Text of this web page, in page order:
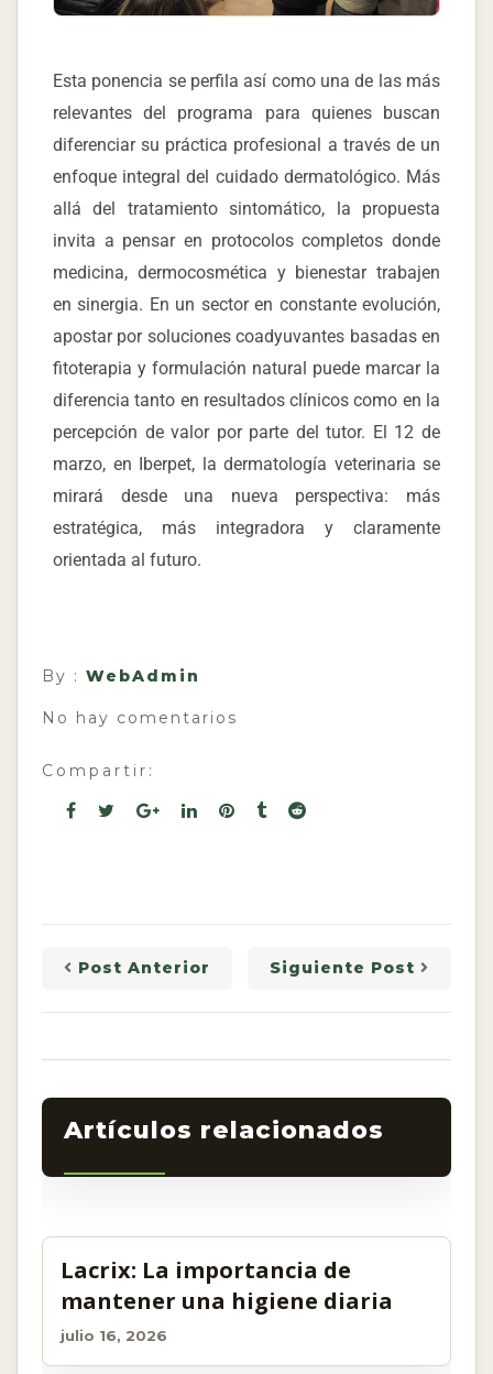
Esta ponencia se perfila así como una de las más
relevantes del programa para quienes buscan
diferenciar su práctica profesional a través de un
enfoque integral del cuidado dermatológico. Más
allá del tratamiento sintomático, la propuesta
invita a pensar en protocolos completos donde
medicina, dermocosmética y bienestar trabajen
en sinergia. En un sector en constante evolución,
apostar por soluciones coadyuvantes basadas en
fitoterapia y formulación natural puede marcar la
diferencia tanto en resultados clínicos como en la
percepción de valor por parte del tutor. El 12 de
marzo, en Iberpet, la dermatología veterinaria se
mirará desde una nueva perspectiva: más
estratégica, más integradora y claramente
orientada al futuro.
By : WebAdmin
No hay comentarios
Compartir:
Post Anterior Siguiente Post
Related Post
Lacrix: La importancia de
mantener una higiene diaria
julio 16, 2026